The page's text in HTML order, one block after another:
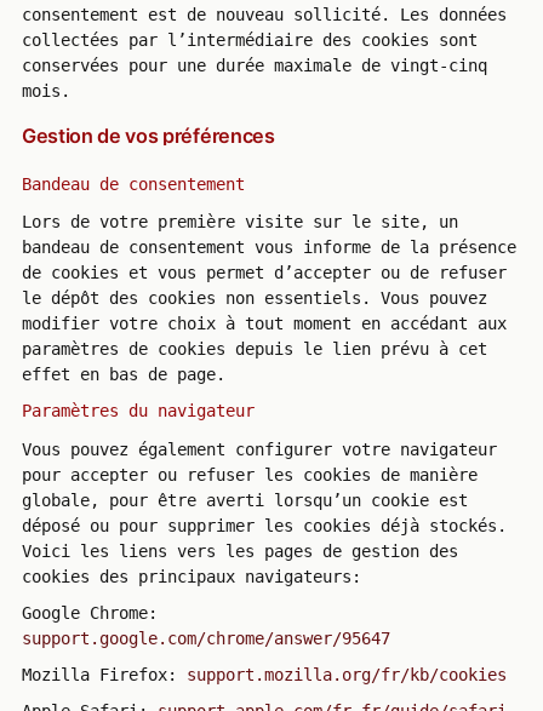
consentement est de nouveau sollicité. Les données
collectées par l’intermédiaire des cookies sont
conservées pour une durée maximale de vingt-cinq
mois.
Gestion de vos préférences
Bandeau de consentement
Lors de votre première visite sur le site, un
bandeau de consentement vous informe de la présence
de cookies et vous permet d’accepter ou de refuser
le dépôt des cookies non essentiels. Vous pouvez
modifier votre choix à tout moment en accédant aux
paramètres de cookies depuis le lien prévu à cet
effet en bas de page.
Paramètres du navigateur
Vous pouvez également configurer votre navigateur
pour accepter ou refuser les cookies de manière
globale, pour être averti lorsqu’un cookie est
déposé ou pour supprimer les cookies déjà stockés.
Voici les liens vers les pages de gestion des
cookies des principaux navigateurs:
Google Chrome:
support.google.com/chrome/answer/95647
Mozilla Firefox: support.mozilla.org/fr/kb/cookies